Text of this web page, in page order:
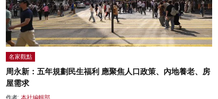
名家觀點
周永新：五年規劃民生福利 應聚焦人口政策、內地養老、房
屋需求